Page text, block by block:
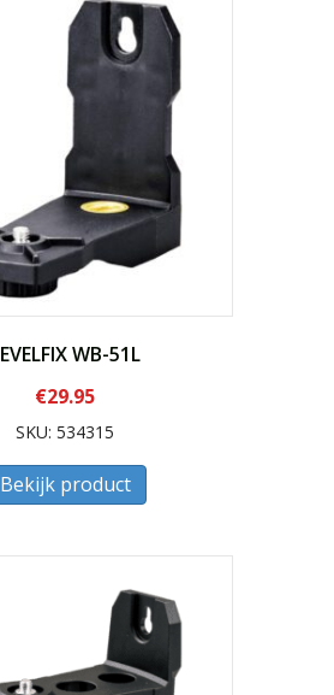
WB-51L
€29.95
SKU: 534315
Bekijk product